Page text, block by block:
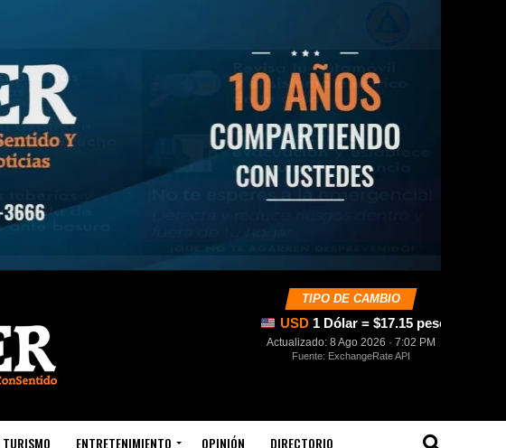
TIPO DE CAMBIO
USD 1 Dólar = $17.15 pesos
Actualizado: 8 Ago 2026 · 7:02 PM
Fuente: ExchangeRate API
TURISMO ENTRETENIMIENTO OPINIÓN DIRECTORIO